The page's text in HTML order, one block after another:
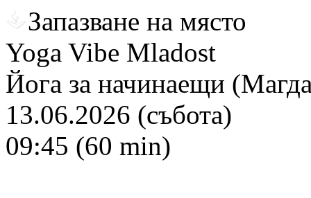
Запазване на място
Yoga Vibe Mladost
Йога за начинаещи
13.06.2026 (събота)
09:45 (60 min)